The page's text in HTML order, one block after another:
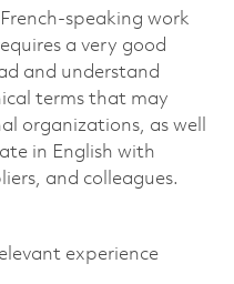
speaking work
a very good
and understand
terms that may
organizations, as well
in English with
and colleagues.
experience